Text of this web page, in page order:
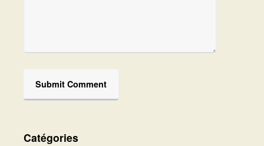
Catégories